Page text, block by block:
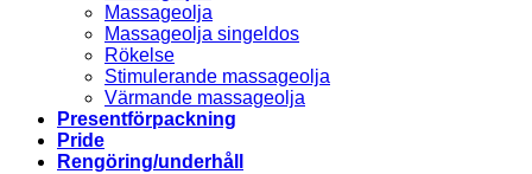
Massageolja
Massageolja singeldos
Rökelse
Stimulerande massageolja
Värmande massageolja
Presentförpackning
Pride
Rengöring/underhåll